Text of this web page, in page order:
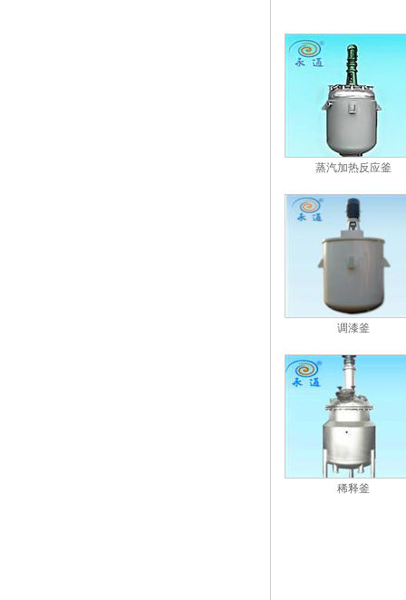
蒸汽加热反应釜
调漆釜
稀释釜